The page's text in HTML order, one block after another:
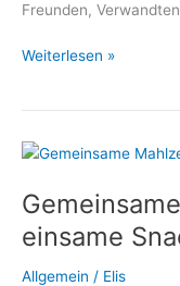
Freunden,
Manchmal
Nichts
tun
Ein
Plädoyer
Weiterlesen »
einsame
Allgemein / Elis